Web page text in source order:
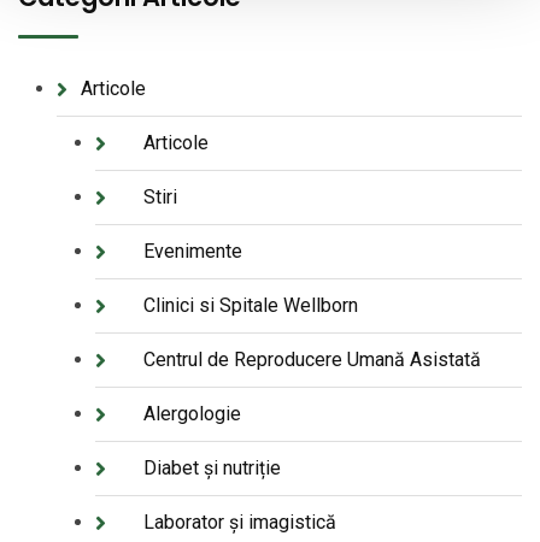
Articole
Articole
Stiri
Evenimente
Clinici si Spitale Wellborn
Centrul de Reproducere Umană Asistată
Alergologie
Diabet și nutriție
Laborator și imagistică